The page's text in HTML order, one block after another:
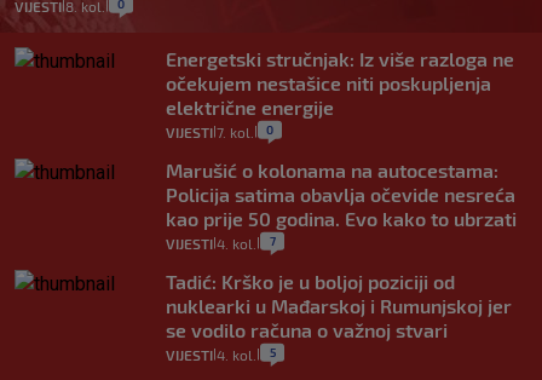
VIJESTI| 8. kol. 0
Energetski stručnjak: Iz više razloga ne
očekujem nestašice niti poskupljenja
električne energije
VIJESTI 7. kol. 0
Marušić o kolonama na autocestama:
Policija satima obavlja očevide nesreća
kao prije 50 godina. Evo kako to ubrzati
VIJESTI 4. kol. 7
Tadić: Krško je u boljoj poziciji od
nuklearki u Mađarskoj i Rumunjskoj jer
se vodilo računa o važnoj stvari
VIJESTI 4. kol. 5